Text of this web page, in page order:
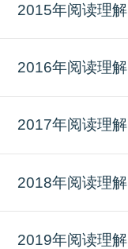
2015年阅读理解
2016年阅读理解
2017年阅读理解
2018年阅读理解
2019年阅读理解